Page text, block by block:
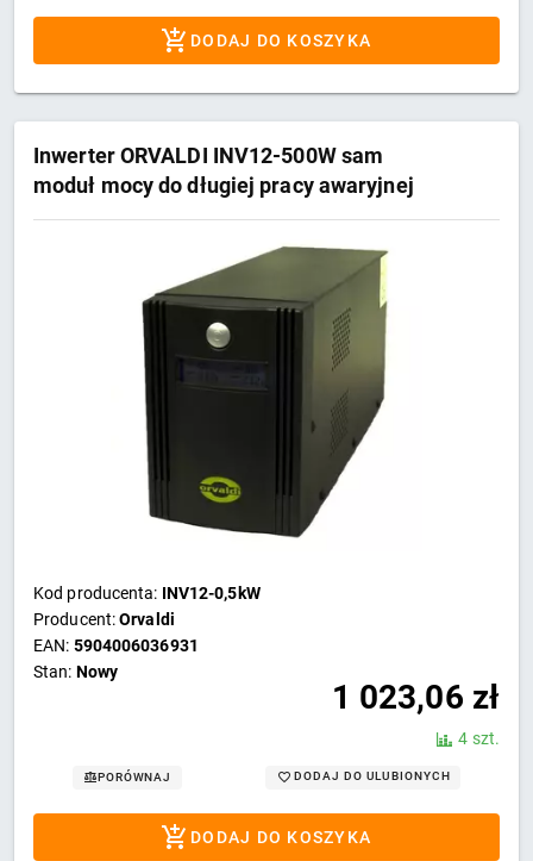
DODAJ DO KOSZYKA
Inwerter ORVALDI INV12-500W sam
moduł mocy do długiej pracy awaryjnej
Kod producenta: INV12-0,5kW
Producent:Orvaldi
EAN: 5904006036931
Stan: Nowy
1 023,06 zł
4 szt.
PORÓWNAJ DODAJ DO ULUBIONYCH
DODAJ DO KOSZYKA